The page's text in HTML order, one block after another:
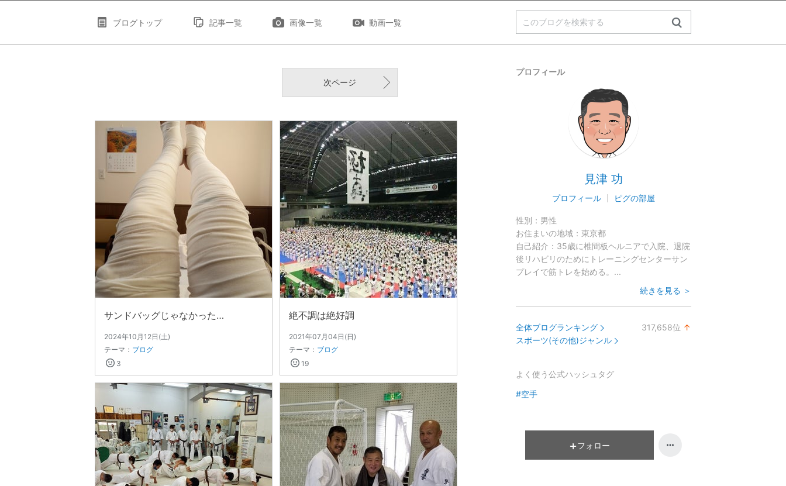
ブログトップ 記事一覧 画像一覧 動画一覧
次ページ
サンドバッグじゃなかった…
2024年10月12日(土)
テーマ： ブログ
3
絶不調は絶好調
2021年07月04日(日)
テーマ： ブログ
19
プロフィール
見津 功
プロフィール ピグの部屋
性別： 男性
お住まいの地域： 東京都
自己紹介： 35歳に椎間板ヘルニアで入院、退院
後リハビリのためにトレーニングセンターサン
プレイで筋トレを始める。...
続きを見る ＞
全体ブログランキング 317,658位 ↑
スポーツ(その他)ジャンル
よく使う公式ハッシュタグ
#空手
フォロー